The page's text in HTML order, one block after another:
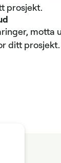
prosjekt.
motta
ditt prosjekt.